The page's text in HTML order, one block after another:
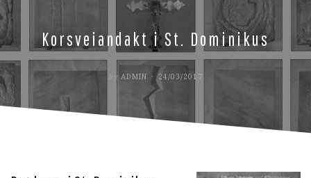
Korsveiandakt i St. Dominikus
by ADMIN
POSTED
ON
24/03/2017